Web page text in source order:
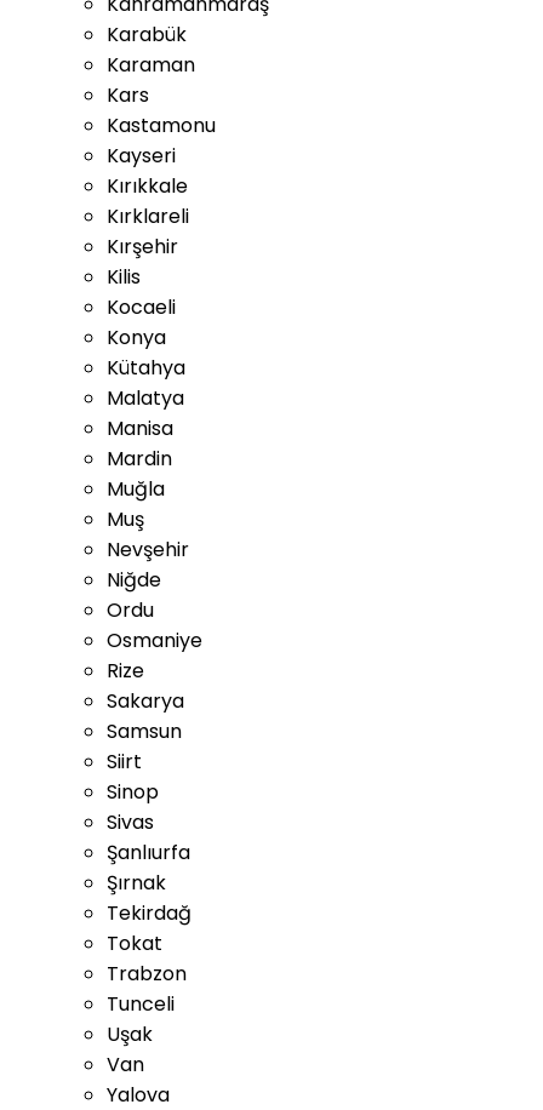
Karabük
Karaman
Kars
Kastamonu
Kayseri
Kırıkkale
Kırklareli
Kırşehir
Kilis
Kocaeli
Konya
Kütahya
Malatya
Manisa
Mardin
Muğla
Muş
Nevşehir
Niğde
Ordu
Osmaniye
Rize
Sakarya
Samsun
Siirt
Sinop
Sivas
Şanlıurfa
Şırnak
Tekirdağ
Tokat
Trabzon
Tunceli
Uşak
Van
Yalova